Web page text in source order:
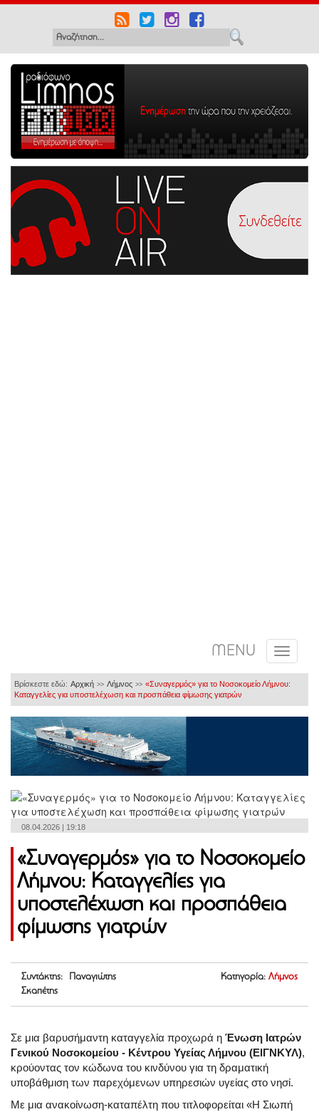
MENU
Βρίσκεστε εδώ: Αρχική >> Λήμνος >> «Συναγερμός» για το Νοσοκομείο Λήμνου:
Καταγγελίες για υποστελέχωση και προσπάθεια φίμωσης γιατρών
08.04.2026 | 19:18
«Συναγερμός» για το Νοσοκομείο
Λήμνου: Καταγγελίες για
υποστελέχωση και προσπάθεια
φίμωσης γιατρών
Συντάκτης: Παναγιώτης
Σκαπέτης
Κατηγορία: Λήμνος
Σε μια βαρυσήμαντη καταγγελία προχωρά η Ένωση Ιατρών
Γενικού Νοσοκομείου - Κέντρου Υγείας Λήμνου (ΕΙΓΝΚΥΛ),
κρούοντας τον κώδωνα του κινδύνου για τη δραματική
υποβάθμιση των παρεχόμενων υπηρεσιών υγείας στο νησί.
Με μια ανακοίνωση-καταπέλτη που τιτλοφορείται «Η Σιωπή